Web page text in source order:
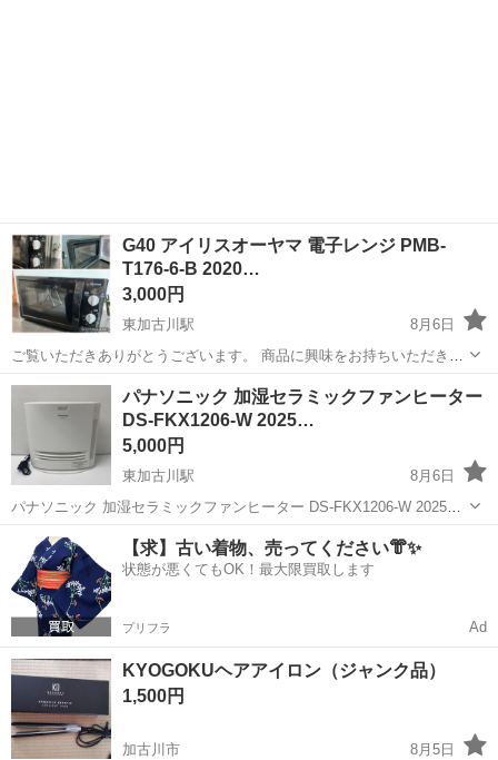
G40 アイリスオーヤマ 電子レンジ PMB-
T176-6-B 2020…
3,000円
東加古川駅
8月6日
ご覧いただきありがとうございます。 商品に興味をお持ちいただき、
誠にありがとうございます。 以下内容をご一読の上、ご検討くださ
い。 【商品の説明】 ・商品名：単機能電子レンジ ・メーカー／ブラ
ンド：アイリスオーヤマ（IRI...
兵庫 加古川市 東加古川駅 生活家電
パナソニック 加湿セラミックファンヒーター
DS-FKX1206-W 2025…
5,000円
東加古川駅
8月6日
パナソニック 加湿セラミックファンヒーター DS-FKX1206-W 2025年
製 使用していたものになります。 要清掃。 お気軽にお問い合わせく
ださいませ。 引き取り可能日時 月・火・木・金・土曜日（...
兵庫 加古川市 東加古川駅 季節、空調家電
【求】古い着物、売ってください👘✨
状態が悪くてもOK！最大限買取します
プリフラ Ad
KYOGOKUヘアアイロン（ジャンク品）
1,500円
加古川市
8月5日